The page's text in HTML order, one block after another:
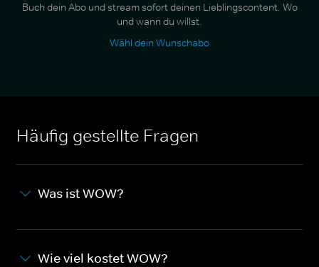
Buch dein Abo und stream sofort deinen Lieblingscontent. Wo
und wann du willst.
Wähl dein Wunschabo
Häufig gestellte Fragen
Was ist WOW?
Wie viel kostet WOW?